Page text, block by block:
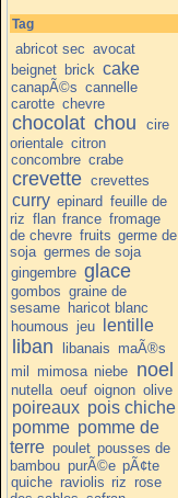
Tag
abricot sec avocat
beignet brick cake
canapÃ©s cannelle
carotte chevre
chocolat chou
cire
orientale citron
concombre crabe
crevette crevettes
curry epinard feuille de
riz flan france fromage
de chevre fruits germe de
soja germes de soja
gingembre glace
gombos graine de
sesame haricot blanc
houmous jeu lentille
liban libanais maÃ®s
mil mimosa niebe noel
nutella oeuf oignon olive
poireaux pois chiche
pomme pomme de
terre poulet pousses de
bambou purÃ©e pÃ¢te
quiche raviolis riz rose